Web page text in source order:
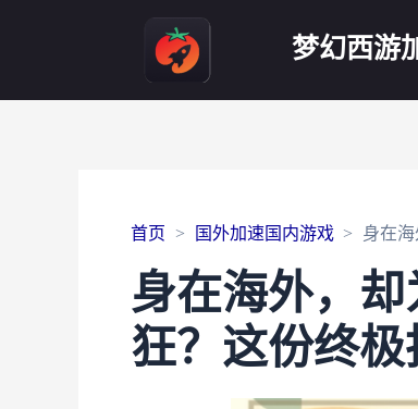
梦幻西游
首页 国外加速国内游戏 身在
身在海外，
狂？这份终